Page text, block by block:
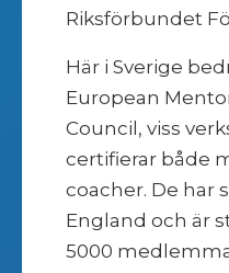
Riksförbundet
Här i Sverige
European
Council, viss
certifierar både
coacher. De har
England och är
5000